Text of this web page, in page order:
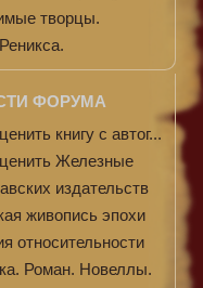
творцы.
ФОРУМА
книгу с автог...
Железные
издательств
живопись эпохи
относительности
Роман. Новеллы.